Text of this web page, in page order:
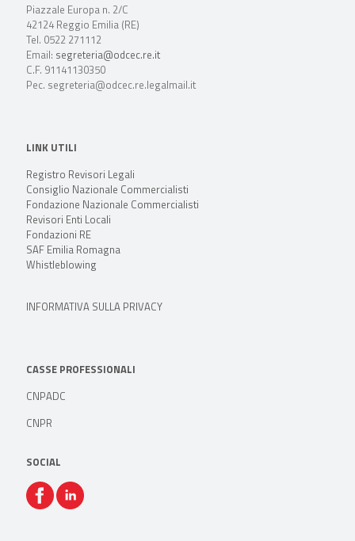
Piazzale Europa n. 2/C
42124 Reggio Emilia (RE)
Tel. 0522 271112
Email: segreteria@odcec.re.it
C.F. 91141130350
Pec. segreteria@odcec.re.legalmail.it
LINK UTILI
Registro Revisori Legali
Consiglio Nazionale Commercialisti
Fondazione Nazionale Commercialisti
Revisori Enti Locali
Fondazioni RE
SAF Emilia Romagna
Whistleblowing
INFORMATIVA SULLA PRIVACY
CASSE PROFESSIONALI
CNPADC
CNPR
SOCIAL